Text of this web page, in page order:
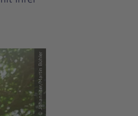
© Johanniter/Martin Bühler